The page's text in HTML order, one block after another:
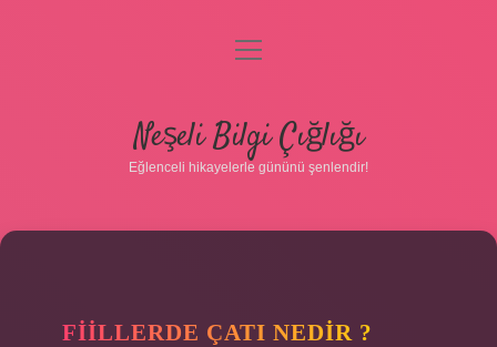
Gizlilik Politikası
Hakkımızda
menüyü
Neşeli Bilgi Çığlığı
Eğlenceli hikayelerle gününü şenlendir!
FIILLERDE ÇATI NEDIR ?